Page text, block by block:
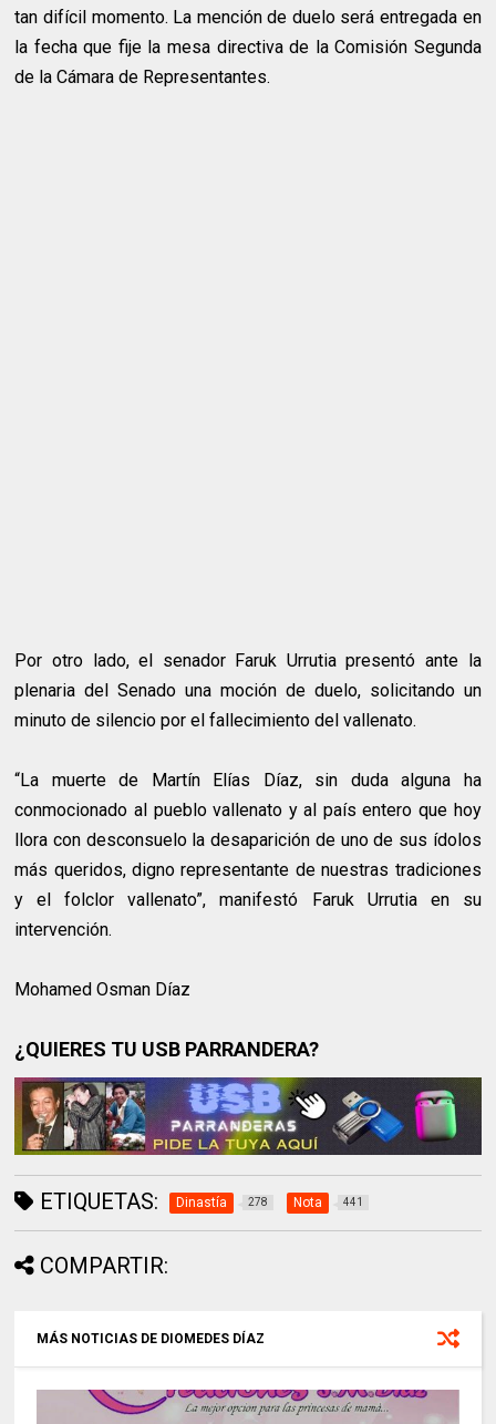
tan difícil momento. La mención de duelo será entregada en
la fecha que fije la mesa directiva de la Comisión Segunda
de la Cámara de Representantes.
Por otro lado, el senador Faruk Urrutia presentó ante la
plenaria del Senado una moción de duelo, solicitando un
minuto de silencio por el fallecimiento del vallenato.
“La muerte de Martín Elías Díaz, sin duda alguna ha
conmocionado al pueblo vallenato y al país entero que hoy
llora con desconsuelo la desaparición de uno de sus ídolos
más queridos, digno representante de nuestras tradiciones
y el folclor vallenato”, manifestó Faruk Urrutia en su
intervención.
Mohamed Osman Díaz
¿QUIERES TU USB PARRANDERA?
ETIQUETAS: Dinastía 278 Nota 441
COMPARTIR:
MÁS NOTICIAS DE DIOMEDES DÍAZ